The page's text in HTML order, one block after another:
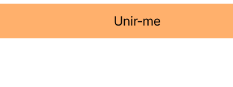
Unir-me